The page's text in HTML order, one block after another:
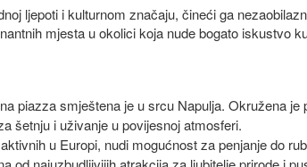
ljepoti i kulturnom značaju, čineći ga
mjesta u okolici koja nude bogato iskustvo
piazza smještena je u srcu Napulja. Okružena
šetnju i uživanje u povijesnoj atmosferi.
u Europi, nudi mogućnost za penjanje do